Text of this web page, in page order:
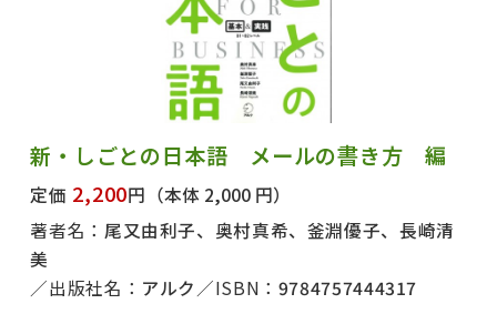
新・しごとの日本語 メールの書き方 編
定価 2,200円 （本体 2,000 円）
著者名： 尾又由利子、奥村真希、釜淵優子、長崎清
美
出版社名： アルク ISBN： 9784757444317